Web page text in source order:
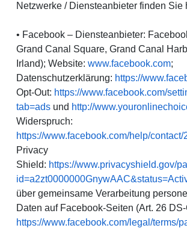
Netzwerke / Diensteanbieter finden Sie
• Facebook – Diensteanbieter:
Grand Canal Square, Grand Canal
Irland); Website: www.facebook.com;
Datenschutzerklärung: https://
Opt-Out: https://www.facebook.com/
tab=ads und http://
Widerspruch:
https://www.facebook.com/help/
Privacy
Shield: https://www.privacyshield.gov/
über gemeinsame Verarbeitung
Daten auf Facebook-Seiten (Art. 26 DS-
https://www.facebook.com/legal/terms/